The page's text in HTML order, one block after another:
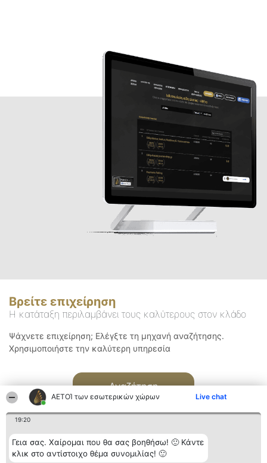
ΑΕΤΟΊ των εσωτερικών χώρων Live chat
19:20
Γεια σας. Χαίρομαι που θα σας βοηθήσω! 🙂 Κάντε
κλικ στο αντίστοιχο θέμα συνομιλίας! 🙂
Βρείτε επιχείρηση
Η κατάταξη περιλαμβάνει τους καλύτερους στον κλάδο
Ψάχνετε επιχείρηση; Ελέγξτε τη μηχανή αναζήτησης.
Χρησιμοποιήστε την καλύτερη υπηρεσία
Αναζήτηση